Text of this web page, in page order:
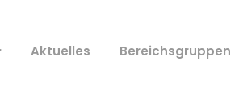
Aktuelles Bereichsgruppen